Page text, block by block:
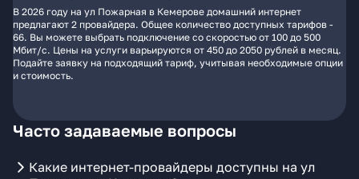
В 2026 году на ул Пожарная в Кемерове домашний интернет
предлагают 2 провайдера. Общее количество доступных тарифов -
66. Вы можете выбрать подключение со скоростью от 100 до 500
Мбит/с. Цены на услуги варьируются от 450 до 2050 рублей в месяц.
Подайте заявку на подходящий тариф, учитывая необходимые опции
и стоимость.
Часто задаваемые вопросы
Какие интернет-провайдеры доступны на ул